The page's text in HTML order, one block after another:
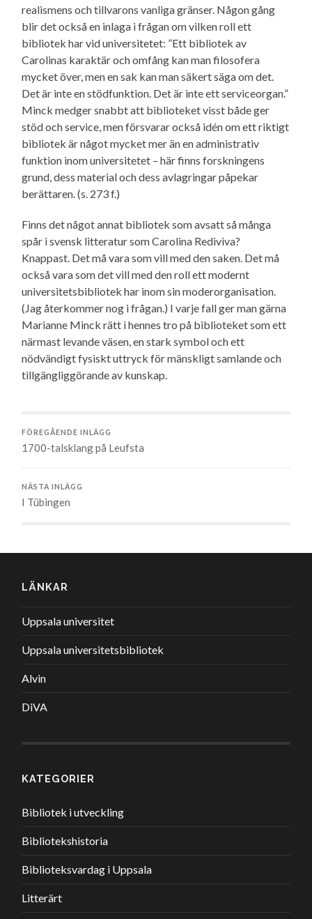
realismens och tillvarons vanliga gränser. Någon gång
blir det också en inlaga i frågan om vilken roll ett
bibliotek har vid universitetet: ”Ett bibliotek av
Carolinas karaktär och omfång kan man filosofera
mycket över, men en sak kan man säkert säga om det.
Det är inte en stödfunktion. Det är inte ett serviceorgan.”
Minck medger snabbt att biblioteket visst både ger
stöd och service, men försvarar också idén om ett riktigt
bibliotek är något mycket mer än en administrativ
funktion inom universitetet – här finns forskningens
grund, dess material och dess avlagringar påpekar
berättaren. (s. 273 f.)
Finns det något annat bibliotek som avsatt så många
spår i svensk litteratur som Carolina Rediviva?
Knappast. Det må vara som vill med den saken. Det må
också vara som det vill med den roll ett modernt
universitetsbibliotek har inom sin moderorganisation.
(Jag återkommer nog i frågan.) I varje fall ger man gärna
Marianne Minck rätt i hennes tro på biblioteket som ett
närmast levande väsen, en stark symbol och ett
nödvändigt fysiskt uttryck för mänskligt samlande och
tillgängliggörande av kunskap.
FÖREGÅENDE INLÄGG
1700-talsklang på Leufsta
NÄSTA INLÄGG
I Tübingen
LÄNKAR
Uppsala universitet
Uppsala universitetsbibliotek
Alvin
DiVA
KATEGORIER
Bibliotek i utveckling
Bibliotekshistoria
Biblioteksvardag i Uppsala
Litterärt